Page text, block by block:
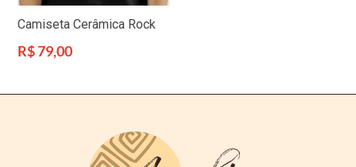
Camiseta Cerâmica Rock
Preço
R$ 79,00